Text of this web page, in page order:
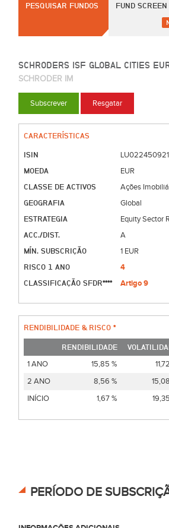
PESQUISAR FUNDOS FUND SCREEN
SCHRODERS ISF GLOBAL CITIES
SCHRODER IM
Subscrever Resgatar
CARACTERÍSTICAS
ISIN
MOEDA
EUR
CLASSE DE ACTIVOS
Ações
GEOGRAFIA
Global
ESTRATEGIA
Equity Sector
ACC./DIST.
A
MÍN. SUBSCRIÇÃO
1 EUR
RISCO 1 ANO
4
CLASSIFICAÇÃO SFDR****
Artigo 9
RENDIBILIDADE & RISCO *
RENDIBILIDADE
1 ANO
15,85 %
2 ANO
8,56 %
INÍCIO
1,67 %
PERÍODO DE